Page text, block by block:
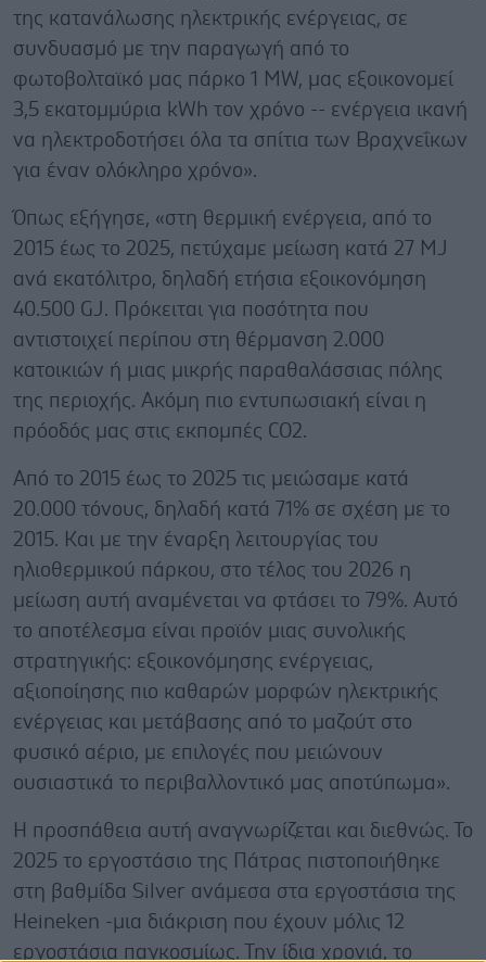
της κατανάλωσης ηλεκτρικής ενέργειας, σε
συνδυασμό με την παραγωγή από το
φωτοβολταϊκό μας πάρκο 1 MW, μας εξοικονομεί
3,5 εκατομμύρια kWh τον χρόνο -- ενέργεια ικανή
να ηλεκτροδοτήσει όλα τα σπίτια των Βραχνεΐκων
για έναν ολόκληρο χρόνο».
Όπως εξήγησε, «στη θερμική ενέργεια, από το
2015 έως το 2025, πετύχαμε μείωση κατά 27 MJ
ανά εκατόλιτρο, δηλαδή ετήσια εξοικονόμηση
40.500 GJ. Πρόκειται για ποσότητα που
αντιστοιχεί περίπου στη θέρμανση 2.000
κατοικιών ή μιας μικρής παραθαλάσσιας πόλης
της περιοχής. Ακόμη πιο εντυπωσιακή είναι η
πρόοδός μας στις εκπομπές CO2.
Από το 2015 έως το 2025 τις μειώσαμε κατά
20.000 τόνους, δηλαδή κατά 71% σε σχέση με το
2015. Και με την έναρξη λειτουργίας του
ηλιοθερμικού πάρκου, στο τέλος του 2026 η
μείωση αυτή αναμένεται να φτάσει το 79%. Αυτό
το αποτέλεσμα είναι προϊόν μιας συνολικής
στρατηγικής: εξοικονόμησης ενέργειας,
αξιοποίησης πιο καθαρών μορφών ηλεκτρικής
ενέργειας και μετάβασης από το μαζούτ στο
φυσικό αέριο, με επιλογές που μειώνουν
ουσιαστικά το περιβαλλοντικό μας αποτύπωμα».
Η προσπάθεια αυτή αναγνωρίζεται και διεθνώς. Το
2025 το εργοστάσιο της Πάτρας πιστοποιήθηκε
στη βαθμίδα Silver ανάμεσα στα εργοστάσια της
Heineken -μια διάκριση που έχουν μόλις 12
εργοστάσια παγκοσμίως. Την ίδια χρονιά, το